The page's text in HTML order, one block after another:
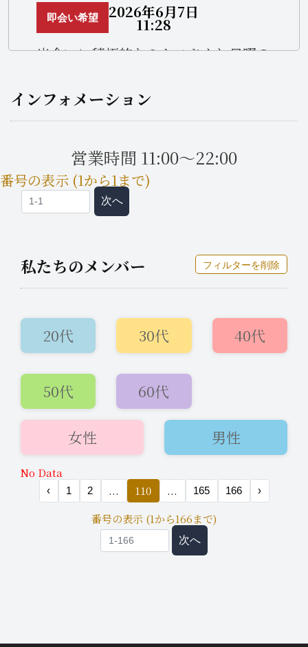
2026年6月7日
11:28
即会い希望
出会いに積極的なミセスさんと日曜の
14:00
即会い希望
本日✨上野周辺で待ち合わせご希望で
インフォメーション
営業時間 11:00～22:00
番号の表示 (1から1まで)
次へ
私たちのメンバー フィルターを削除
20代 30代 40代
50代 60代
女性 男性
No Data
‹ 1 2 ... 110 ... 165 166 ›
番号の表示 (1から166まで)
次へ